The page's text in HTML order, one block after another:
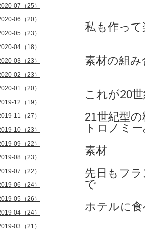
私も作っ
素材の組
これが20
21世紀型
トロノミ
素材
先日もフ
で
ホテルに
07（25）
06（20）
05（23）
04（18）
03（23）
02（23）
01（20）
12（19）
11（27）
10（23）
09（22）
08（23）
07（22）
06（24）
05（26）
04（24）
03（21）